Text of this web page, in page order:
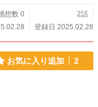
想数 0
2話
登録日 2025.02.28
お気に入り追加 2